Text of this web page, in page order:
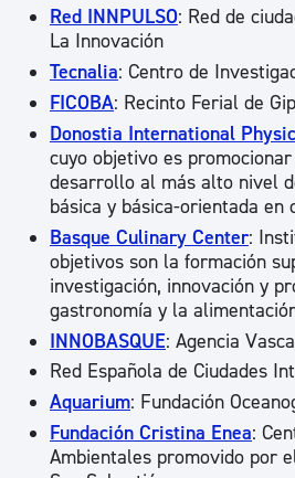
Red INNPULSO: Red de
La Innovación
Tecnalia: Centro de
FICOBA: Recinto Ferial de
Donostia International
cuyo objetivo es
desarrollo al más alto nivel
básica y básica-orientada en
Basque Culinary Center:
objetivos son la formación
investigación, innovación y
gastronomía y la
INNOBASQUE: Agencia
Red Española de Ciudades
Aquarium: Fundación
Fundación Cristina Enea:
Ambientales promovido por